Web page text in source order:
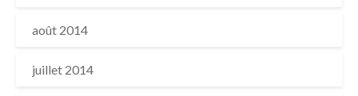
août 2014
juillet 2014